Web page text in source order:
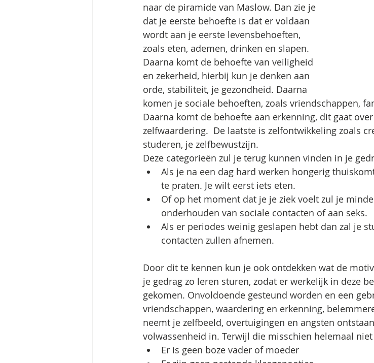
naar de piramide van Maslow. Dan zie je
dat je eerste behoefte is dat er voldaan
wordt aan je eerste levensbehoeften,
zoals eten, ademen, drinken en slapen.
Daarna komt de behoefte van veiligheid
en zekerheid, hierbij kun je denken aan
orde, stabiliteit, je gezondheid. Daarna
komen je sociale behoeften, zoals vriendschappen,
Daarna komt de behoefte aan erkenning, dit gaat
zelfwaardering.  De laatste is zelfontwikkeling zoals
studeren, je zelfbewustzijn.
Deze categorieën zul je terug kunnen vinden in je
Als je na een dag hard werken hongerig
te praten. Je wilt eerst iets eten.
Of op het moment dat je je ziek voelt zul je
onderhouden van sociale contacten of aan seks.
Als er periodes weinig geslapen hebt dan zal je
contacten zullen afnemen.
Door dit te kennen kun je ook ontdekken wat de
je gedrag zo leren sturen, zodat er werkelijk in deze
gekomen. Onvoldoende gesteund worden en een
vriendschappen, waardering en erkenning,
neemt je zelfbeeld, overtuigingen en angsten
volwassenheid in. Terwijl die misschien helemaal
Er is geen boze vader of moeder